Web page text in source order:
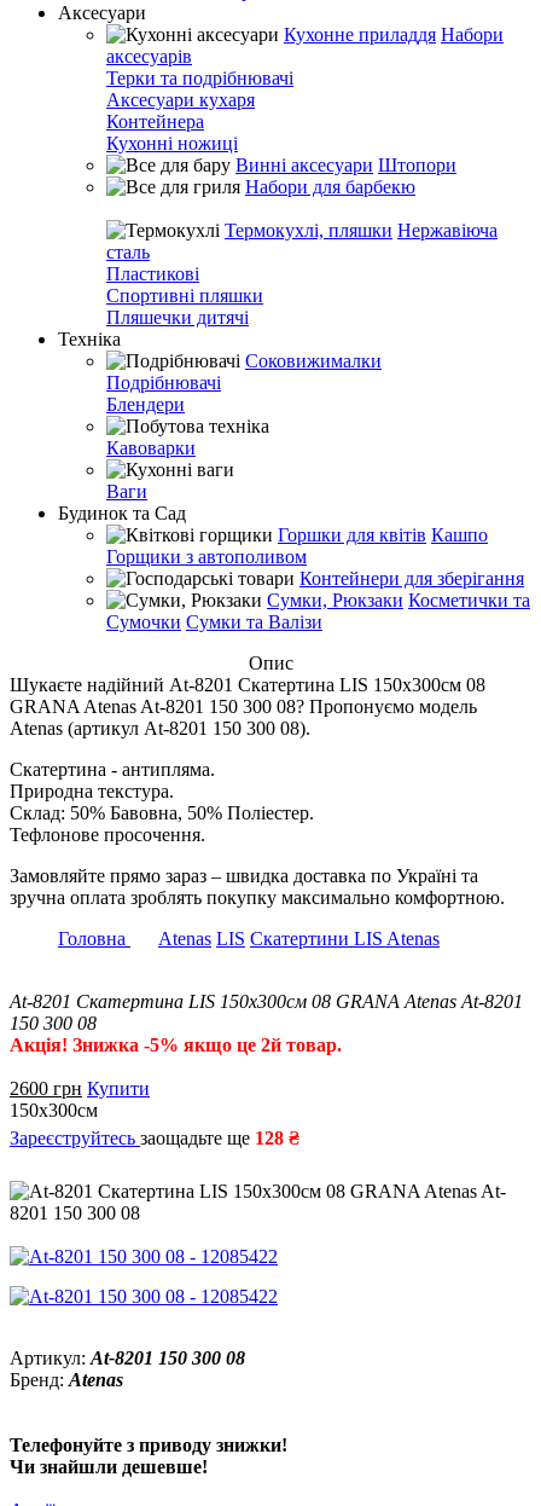
Аксесуари
Кухонне приладдя Набори
аксесуарів
Терки та подрібнювачі
Аксесуари кухаря
Контейнера
Кухонні ножиці
Винні аксесуари Штопори
Набори для барбекю
Термокухлі, пляшки Нержавіюча
сталь
Пластикові
Спортивні пляшки
Пляшечки дитячі
Техніка
Соковижималки
Подрібнювачі
Блендери
Кавоварки
Ваги
Будинок та Сад
Горшки для квітів Кашпо
Горщики з автополивом
Контейнери для зберігання
Сумки, Рюкзаки Косметички та
Сумочки Сумки та Валізи
Опис
Шукаєте надійний At-8201 Скатертина LIS 150х300см 08
GRANA Atenas At-8201 150 300 08? Пропонуємо модель
Atenas (артикул At-8201 150 300 08).
Скатертина - антипляма.
Природна текстура.
Склад: 50% Бавовна, 50% Поліестер.
Тефлонове просочення.
Замовляйте прямо зараз – швидка доставка по Україні та
зручна оплата зроблять покупку максимально комфортною.
Головна
Atenas LIS Скатертини LIS Atenas
At-8201 Скатертина LIS 150х300см 08 GRANA Atenas At-8201
150 300 08
Акція! Знижка -5% якщо це 2й товар.
2600 грн Купити
150x300см
Зареєструйтесь заощадьте ще 128 ₴
Артикул: At-8201 150 300 08
Бренд: Atenas
Телефонуйте з приводу знижки!
Чи знайшли дешевше!